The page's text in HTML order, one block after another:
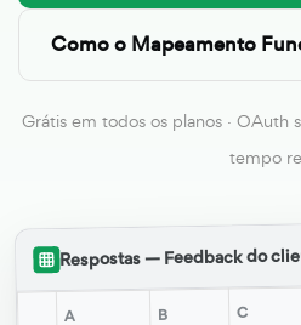
Como o Mapeamento
Grátis em todos os planos · OAuth
tempo
Respostas — Feedback do
A B C